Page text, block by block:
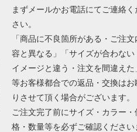
まずメールかお電話にてご連絡く
さい。
「商品に不良箇所がある・ご注文
容と異なる」「サイズが合わない
イメージと違う・注文を間違えた
等お客様都合での返品・交換はお
りさせて頂く場合がございます。
ご注文完了前にサイズ・カラー・
格・数量等を必ずご確認ください